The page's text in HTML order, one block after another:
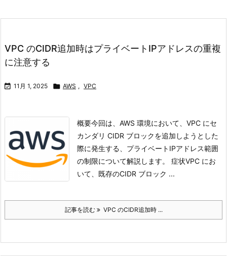
VPC のCIDR追加時はプライベートIPアドレスの重複
に注意する
 11月 1, 2025  AWS , VPC
概要今回は、AWS 環境において、VPC にセ
カンダリ CIDR ブロックを追加しようとした
際に発生する、プライベートIPアドレス範囲
の制限について解説します。
症状VPC にお
いて、既存のCIDR ブロック ...
記事を読む VPC のCIDR追加時 ...